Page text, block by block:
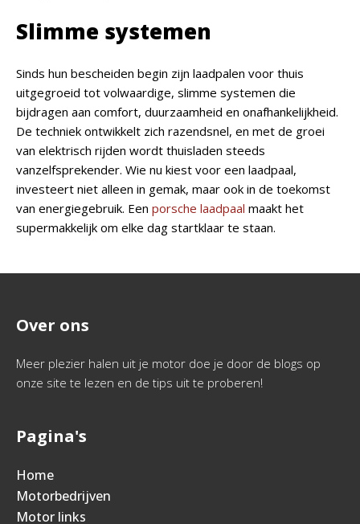
Slimme systemen
Sinds hun bescheiden begin zijn laadpalen voor thuis
uitgegroeid tot volwaardige, slimme systemen die
bijdragen aan comfort, duurzaamheid en onafhankelijkheid.
De techniek ontwikkelt zich razendsnel, en met de groei
van elektrisch rijden wordt thuisladen steeds
vanzelfsprekender. Wie nu kiest voor een laadpaal,
investeert niet alleen in gemak, maar ook in de toekomst
van energiegebruik. Een porsche laadpaal maakt het
supermakkelijk om elke dag startklaar te staan.
Over ons
Meer plezier halen uit je motor doe je door de blogs op
onze site te lezen en de tips uit te proberen!
Pagina's
Home
Motorbedrijven
Motor links